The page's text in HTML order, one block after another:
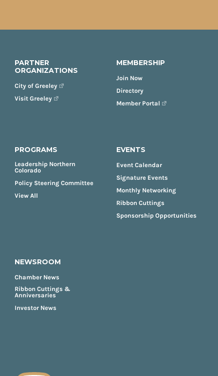
PARTNER
ORGANIZATIONS
City of Greeley
Visit Greeley
MEMBERSHIP
Join Now
Directory
Member Portal
PROGRAMS
Leadership Northern
Colorado
Policy Steering Committee
View All
EVENTS
Event Calendar
Signature Events
Monthly Networking
Ribbon Cuttings
Sponsorship Opportunities
NEWSROOM
Chamber News
Ribbon Cuttings &
Anniversaries
Investor News